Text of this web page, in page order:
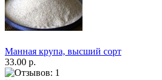
Манная крупа, высший сорт
33.00 р.